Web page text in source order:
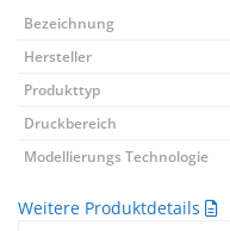
Bezeichnung
Hersteller
Produkttyp
Druckbereich
Modellierungs Technologie
Weitere Produktdetails